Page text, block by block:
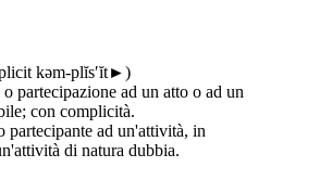
kəm-plĭs′ĭt►)
partecipazione ad un atto o ad un
con complicità.
partecipante ad un'attività, in
di natura dubbia.